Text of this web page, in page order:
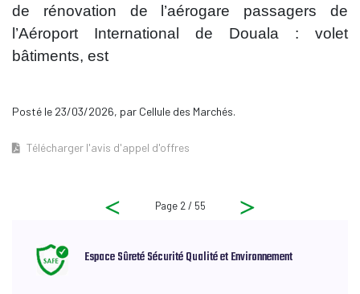
de rénovation de l’aérogare passagers de
l’Aéroport International de Douala : volet
bâtiments, est
Posté le 23/03/2026, par Cellule des Marchés.
Télécharger l'avis d'appel d'offres
Page 2 / 55
Espace Sûreté Sécurité Qualité et Environnement